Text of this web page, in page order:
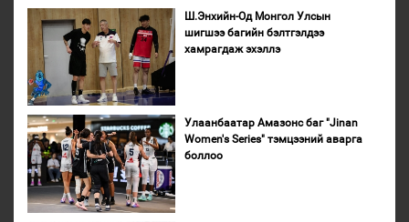
Ш.Энхийн-Од Монгол Улсын
шигшээ багийн бэлтгэлдээ
хамрагдаж эхэллэ
Улаанбаатар Амазонс баг "Jinan
Women's Series" тэмцээний аварга
боллоо